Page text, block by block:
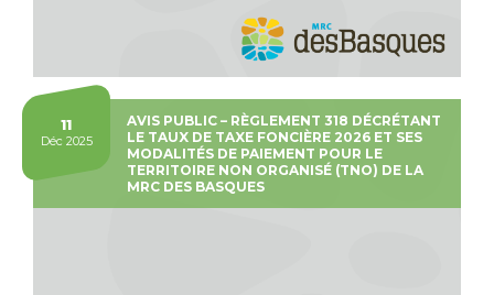
AVIS PUBLIC – RÈGLEMENT 318 DÉCRÉTANT
LE TAUX DE TAXE FONCIÈRE 2026 ET SES
MODALITÉS DE PAIEMENT POUR LE
TERRITOIRE NON ORGANISÉ (TNO) DE LA
MRC DES BASQUES
11
Déc 2025